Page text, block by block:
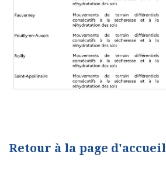
Retour à la page d'accueil